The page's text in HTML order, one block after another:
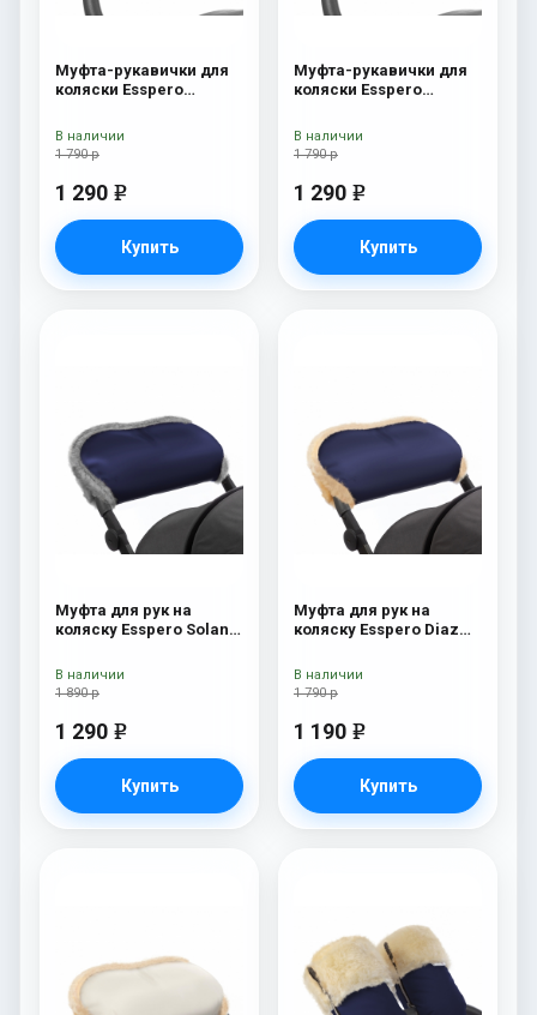
Муфта-рукавички для
коляски Esspero
шерсть) Chocolat
1 790 р
1 290 e
Купить
В наличии
Муфта-рукавички для
коляски Esspero
шерсть) Navy
1 790 р
1 290 e
Купить
В наличии
Муфта для рук на
коляску Esspero Solana
Deep Ocean
1 890 р
1 290 e
Купить
В наличии
Муфта для рук на
коляску Esspero Diaz
Navy
1 790 р
1 190 e
Купить
В наличии